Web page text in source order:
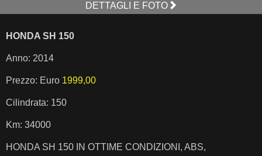
DETTAGLI E FOTO
HONDA SH 150
Anno: 2014
Prezzo: Euro 1999,00
Cilindrata: 150
Km: 34000
HONDA SH 150 IN OTTIME CONDIZIONI, ABS,